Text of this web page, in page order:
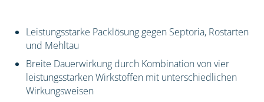
Leistungsstarke Packlösung gegen Septoria, Rostarten
und Mehltau
Breite Dauerwirkung durch Kombination von vier
leistungsstarken Wirkstoffen mit unterschiedlichen
Wirkungsweisen